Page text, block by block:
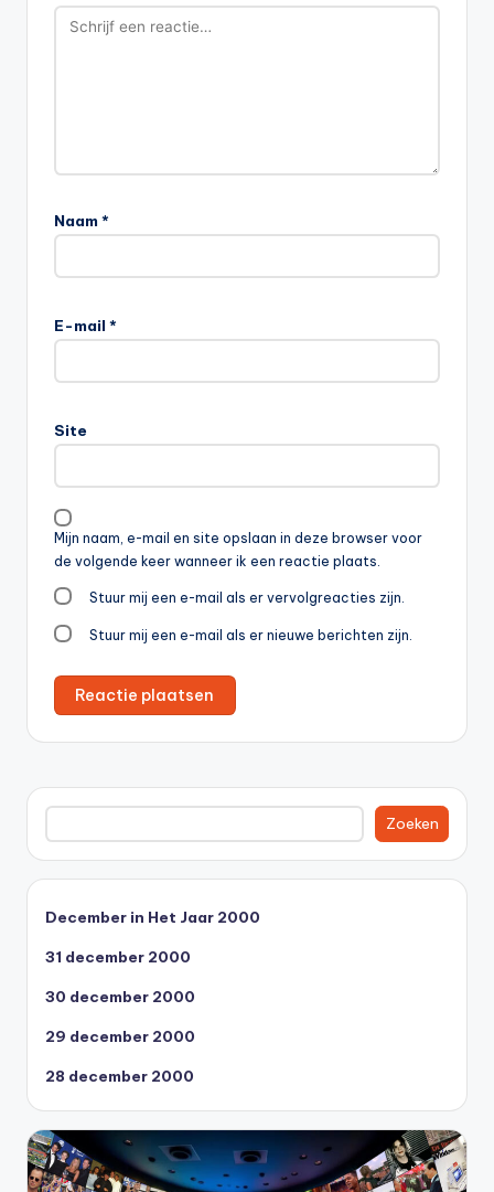
Naam *
E-mail *
Site
Mijn naam, e-mail en site opslaan in deze browser voor
de volgende keer wanneer ik een reactie plaats.
Stuur mij een e-mail als er vervolgreacties zijn.
Stuur mij een e-mail als er nieuwe berichten zijn.
Zoeken
Zoeken
December in Het Jaar 2000
31 december 2000
30 december 2000
29 december 2000
28 december 2000